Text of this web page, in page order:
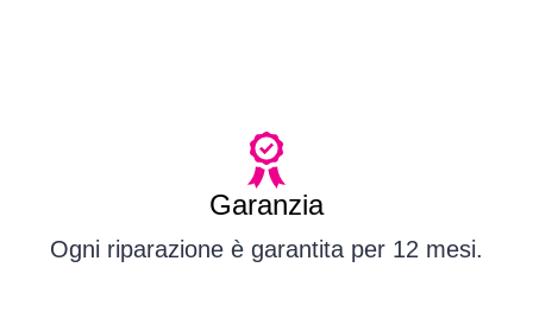
Garanzia
Ogni riparazione è garantita per 12 mesi.